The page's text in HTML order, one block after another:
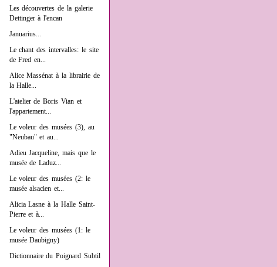
Les découvertes de la galerie
Dettinger à l'encan
Januarius...
Le chant des intervalles: le site
de Fred en...
Alice Massénat à la librairie de
la Halle...
L'atelier de Boris Vian et
l'appartement...
Le voleur des musées (3), au
"Neubau" et au...
Adieu Jacqueline, mais que le
musée de Laduz...
Le voleur des musées (2: le
musée alsacien et...
Alicia Lasne à la Halle Saint-
Pierre et à...
Le voleur des musées (1: le
musée Daubigny)
Dictionnaire du Poignard Subtil